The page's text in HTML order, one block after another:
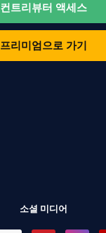
컨트리뷰터 액세스
프리미엄으로 가기
소셜 미디어